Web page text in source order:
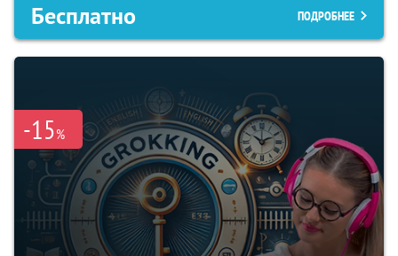
Бесплатно ПОДРОБНЕЕ
-15%